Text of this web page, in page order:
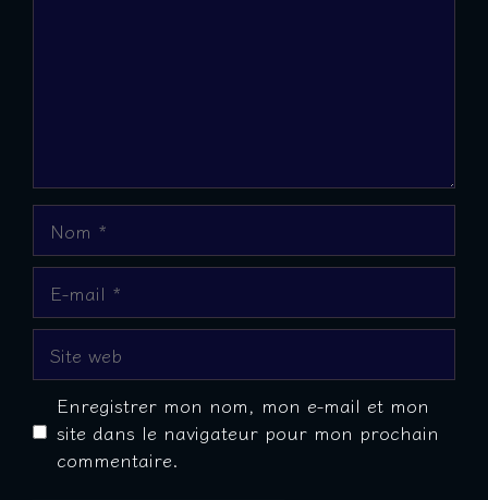
mail
web
Enregistrer mon nom, mon e-mail et mon
site dans le navigateur pour mon prochain
commentaire.